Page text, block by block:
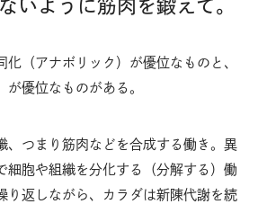
いように筋肉を鍛えて。
（アナボリック）が優位なものと、
優位なものがある。
、つまり筋肉などを合成する働き。異
細胞や組織を分化する（分解する）働
り返しながら、カラダは新陳代謝を続